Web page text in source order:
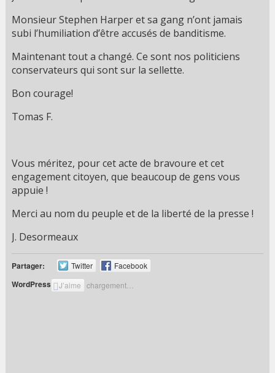
Monsieur Stephen Harper et sa gang n’ont jamais
subi l’humiliation d’être accusés de banditisme.
Maintenant tout a changé. Ce sont nos politiciens
conservateurs qui sont sur la sellette.
Bon courage!
Tomas F.
Vous méritez, pour cet acte de bravoure et cet
engagement citoyen, que beaucoup de gens vous
appuie !
Merci au nom du peuple et de la liberté de la presse !
J. Desormeaux
Partager: Twitter Facebook
WordPress: J’aime chargement…